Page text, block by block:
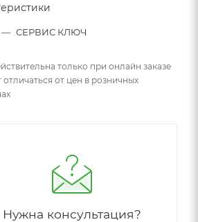
— СЕРВИС КЛЮЧ
только при онлайн заказе
от цен в розничных
Нужна консультация?